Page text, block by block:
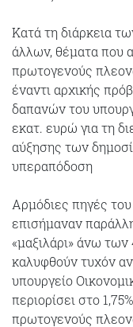
Κατά τη διάρκεια
άλλων, θέματα που
πρωτογενούς
έναντι αρχικής
δαπανών του
εκατ. ευρώ για τη
αύξησης των
υπεραπόδοση
Αρμόδιες πηγές
επισήμαναν
«μαξιλάρι» άνω
καλυφθούν τυχόν
υπουργείο
περιορίσει στο
πρωτογενούς